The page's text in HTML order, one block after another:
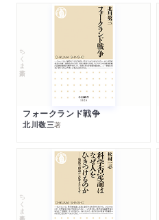
ちくま新書
フォークランド戦争
北川敬三著
ちくま新書